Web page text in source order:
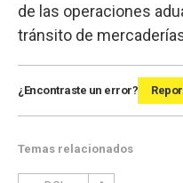
de las operaciones
tránsito de
¿Encontraste un error?
Temas relacionados